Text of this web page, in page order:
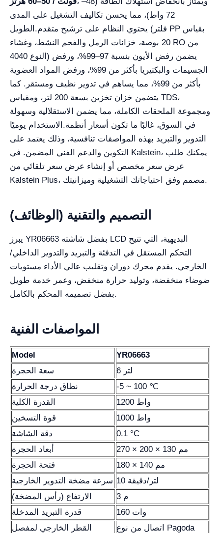
72 واط)، مما يحسن تكاليف التشغيل على المدى
الطويل.يحتوي النظام على ترشيح متقدم (فلتر PP بقياس
20 بوصة، خزانات الرمل والفحم النشط، وغشاء RO من
النوع 4040) يضمن رفض الأيون بنسبة 97–99%، ورفض
الجسيمات والبكتيريا بأكثر من 99%، ورفض المواد العضوية
بأكثر من 99%، مما يساهم في تدوير نظيف ومستقر. كما
يتضمن خزان تخزين بسعة 200 لتر، ومقياس TDS،
ومجموعة الملحقات الكاملة، مما يضمن الاستقلالية وسهولة
الاستخدام يوميًا.في السوق، غالبًا ما تكون أسعار أنظمة
التدوير والتبريد بهذه المواصفات تنافسية، وذلك يعتمد على
التكوين والدعم الفني المضمن. في Kalstein، يمكنك طلب
عرض سعر مخصص أو إنشاء عرض سعر تلقائي من
Kalstein Plus، مصمم وفق احتياجاتك التشغيلية وميزانيتك.
التصميم والتقنية (الوظائف)
يبرز YR06663 بفضل شاشته LCD البديهية، التي تتيح
التحكم المستقل في التدفئة والتبريد والتدوير الداخلي/
الخارجي. يقدم محرك دوران وتقليب عالي الأداء مستويات
ضوضاء منخفضة، وتوليد حرارة منخفض، وعمر خدمة طويل
بفضل تصميمه المحكم بالكامل.
المواصفات الفنية
Model
YR06663
سعة الحجرة
6 لتر
نطاق درجة الحرارة
-5 ~ 100 ℃
القدرة الكلية
1200 واط
قوة التسخين
1000 واط
دقة الشاشة
0.1 °C
أبعاد الحجرة
270 × 200 × 130 مم
فتحة الحجرة
180 × 140 مم
سرعة مضخة التدوير الخارجية
10 لتر/دقيقة
الارتفاع (رأس المضخة)
3 م
قدرة التبريد المدخلة
160 وات
القطر الخارجي لمفصل
اتصال من نوع Pagoda